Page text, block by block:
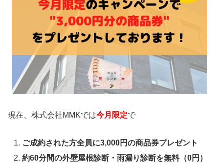
現在、株式会社MMKでは今月限定で
ご成約された方全員に3,000円の商品券プレゼント
約60分間の外壁屋根診断・雨漏り診断を無料（0円）